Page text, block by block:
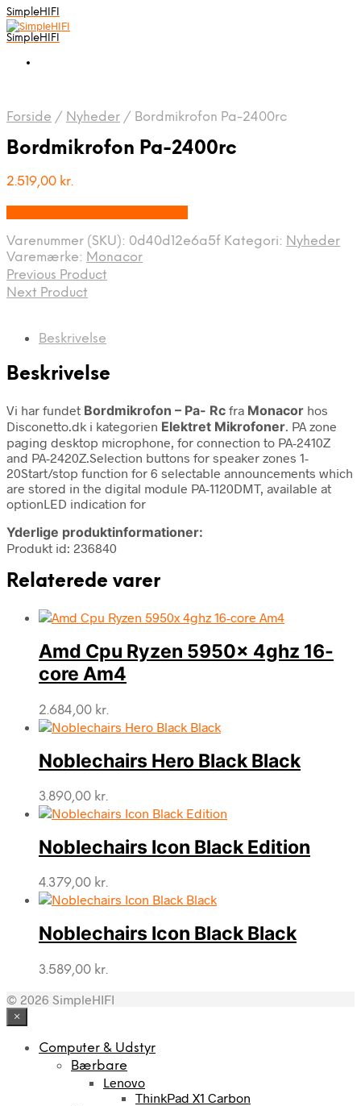
SimpleHIFI
SimpleHIFI
Forside / Nyheder / Bordmikrofon Pa-2400rc
Bordmikrofon Pa-2400rc
2.519,00 kr.
Varenummer (SKU): 0d40d12e6a5f Kategori: Nyheder
Varemærke: Monacor
Previous Product
Next Product
Beskrivelse
Beskrivelse
Vi har fundet Bordmikrofon – Pa- Rc fra Monacor hos
Disconetto.dk i kategorien Elektret Mikrofoner. PA zone
paging desktop microphone, for connection to PA-2410Z
and PA-2420Z.Selection buttons for speaker zones 1-
20Start/stop function for 6 selectable announcements which
are stored in the digital module PA-1120DMT, available at
optionLED indication for
Yderlige produktinformationer:
Produkt id: 236840
Relaterede varer
Amd Cpu Ryzen 5950x 4ghz 16-
core Am4
2.684,00 kr.
Noblechairs Hero Black Black
3.890,00 kr.
Noblechairs Icon Black Edition
4.379,00 kr.
Noblechairs Icon Black Black
3.589,00 kr.
© 2026 SimpleHIFI
×
Computer & Udstyr
Bærbare
Lenovo
ThinkPad X1 Carbon